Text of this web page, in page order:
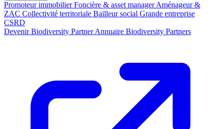
Promoteur immobilierFoncière & asset managerAménageur &
ZAC Collectivité territoriale Bailleur social Grande entreprise
CSRD
Devenir Biodiversity PartnerAnnuaire Biodiversity Partners